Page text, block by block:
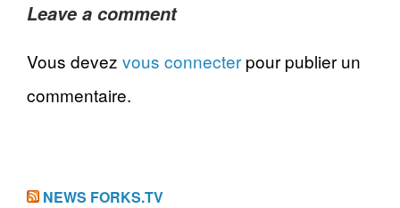
Leave a comment
Vous devez vous connecter pour publier un
commentaire.
NEWS FORKS.TV